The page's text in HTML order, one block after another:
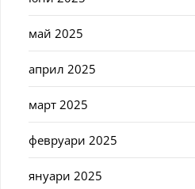
май 2025
април 2025
март 2025
февруари 2025
януари 2025